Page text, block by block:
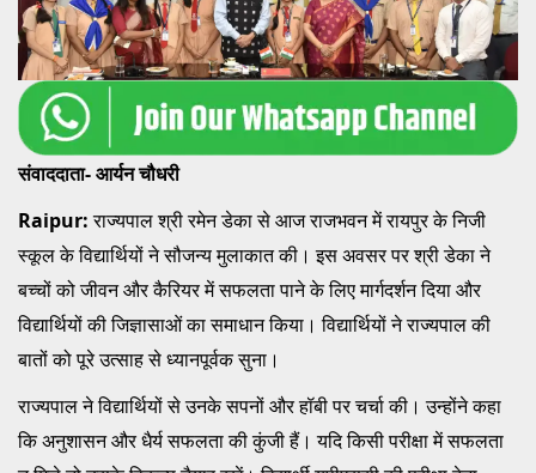
संवाददाता- आर्यन चौधरी
Raipur:राज्यपाल श्री रमेन डेका से आज राजभवन में रायपुर के निजी
स्कूल के विद्यार्थियों ने सौजन्य मुलाकात की। इस अवसर पर श्री डेका ने
बच्चों को जीवन और कैरियर में सफलता पाने के लिए मार्गदर्शन दिया और
विद्यार्थियों की जिज्ञासाओं का समाधान किया। विद्यार्थियों ने राज्यपाल की
बातों को पूरे उत्साह से ध्यानपूर्वक सुना।
राज्यपाल ने विद्यार्थियों से उनके सपनों और हॉबी पर चर्चा की। उन्होंने कहा
कि अनुशासन और धैर्य सफलता की कुंजी हैं। यदि किसी परीक्षा में सफलता